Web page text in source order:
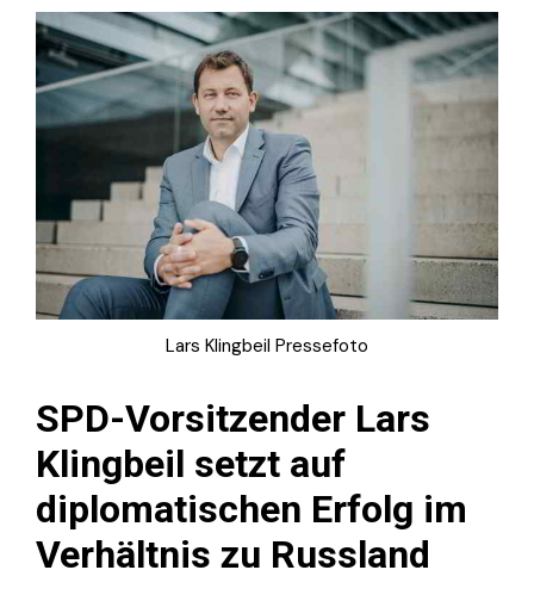
Lars Klingbeil Pressefoto
SPD-Vorsitzender Lars
Klingbeil setzt auf
diplomatischen Erfolg im
Verhältnis zu Russland